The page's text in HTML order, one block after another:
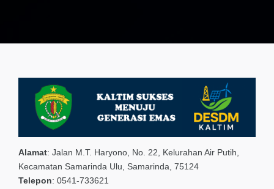
Alamat: Jalan M.T. Haryono, No. 22, Kelurahan Air Putih,
Kecamatan Samarinda Ulu, Samarinda, 75124
Telepon: 0541-733621